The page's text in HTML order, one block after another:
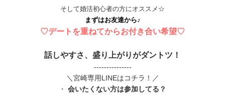
そして婚活初心者の方にオススメ☆
まずはお友達から♪
♡デートを重ねてからお付き合い希望♡
話しやすさ、盛り上がりがダントツ！
---------------
＼宮崎専用LINEはコチラ！／
・ 会いたくない方は参加してる？